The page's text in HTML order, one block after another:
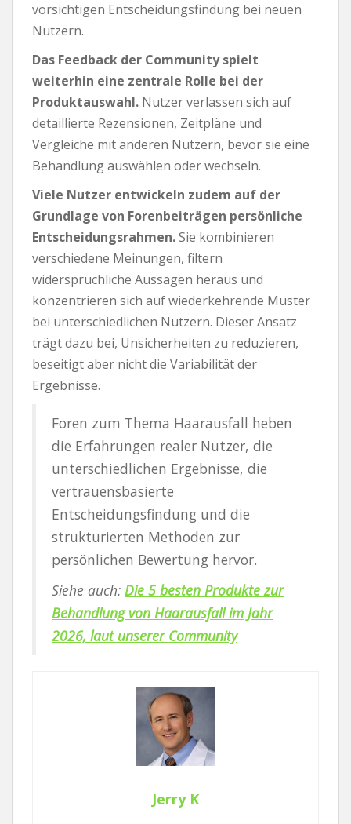
vorsichtigen Entscheidungsfindung bei neuen
Nutzern.
Das Feedback der Community spielt
weiterhin eine zentrale Rolle bei der
Produktauswahl. Nutzer verlassen sich auf
detaillierte Rezensionen, Zeitpläne und
Vergleiche mit anderen Nutzern, bevor sie eine
Behandlung auswählen oder wechseln.
Viele Nutzer entwickeln zudem auf der
Grundlage von Forenbeiträgen persönliche
Entscheidungsrahmen.Sie kombinieren
verschiedene Meinungen, filtern
widersprüchliche Aussagen heraus und
konzentrieren sich auf wiederkehrende Muster
bei unterschiedlichen Nutzern. Dieser Ansatz
trägt dazu bei, Unsicherheiten zu reduzieren,
beseitigt aber nicht die Variabilität der
Ergebnisse.
Foren zum Thema Haarausfall heben
die Erfahrungen realer Nutzer, die
unterschiedlichen Ergebnisse, die
vertrauensbasierte
Entscheidungsfindung und die
strukturierten Methoden zur
persönlichen Bewertung hervor.
Siehe auch: Die 5 besten Produkte zur
Behandlung von Haarausfall im Jahr
2026, laut unserer Community
Jerry K